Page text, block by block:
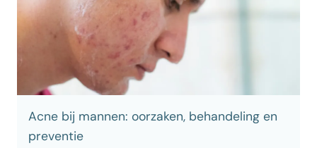
Acne bij mannen: oorzaken, behandeling en
preventie